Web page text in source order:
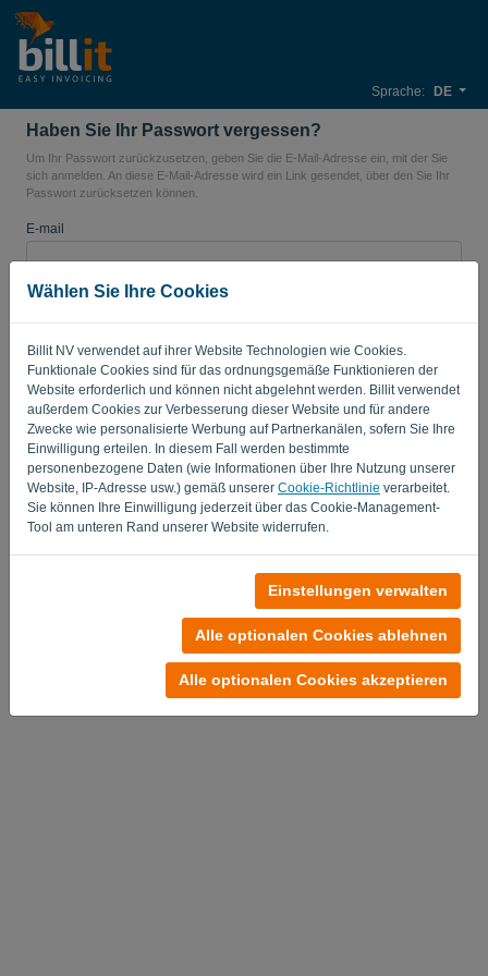
Wählen Sie Ihre Cookies
Billit NV verwendet auf ihrer Website Technologien wie Cookies.
Funktionale Cookies sind für das ordnungsgemäße Funktionieren der
Website erforderlich und können nicht abgelehnt werden. Billit verwendet
außerdem Cookies zur Verbesserung dieser Website und für andere
Zwecke wie personalisierte Werbung auf Partnerkanälen, sofern Sie Ihre
Einwilligung erteilen. In diesem Fall werden bestimmte
personenbezogene Daten (wie Informationen über Ihre Nutzung unserer
Website, IP-Adresse usw.) gemäß unserer Cookie-Richtlinie verarbeitet.
Sie können Ihre Einwilligung jederzeit über das Cookie-Management-
Tool am unteren Rand unserer Website widerrufen.
Einstellungen verwalten
Alle optionalen Cookies ablehnen
Alle optionalen Cookies akzeptieren
Sprache: DE
Haben Sie Ihr Passwort vergessen?
Um Ihr Passwort zurückzusetzen, geben Sie die E-Mail-Adresse ein, mit der Sie
sich anmelden. An diese E-Mail-Adresse wird ein Link gesendet, über den Sie Ihr
Passwort zurücksetzen können.
E-mail
LINK SENDEN
Zurück zum Login
Privacy Policy Terms of Service